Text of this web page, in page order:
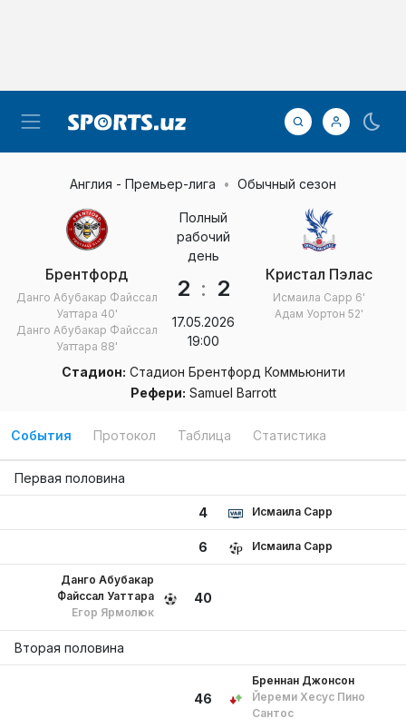
Англия - Премьер-лига Обычный сезон
Брентфорд
Данго Абубакар Файссал
Уаттара 40'
Данго Абубакар Файссал
Уаттара 88'
Полный
рабочий
день
2 : 2
17.05.2026
19:00
Кристал Пэлас
Исмаила Сарр 6'
Адам Уортон52'
Стадион: Стадион Брентфорд Коммьюнити
Рефери: Samuel Barrott
События Протокол Таблица Статистика
Первая половина
4 Исмаила Сарр
6 Исмаила Сарр
40
Данго Абубакар
Файссал Уаттара
Егор Ярмолюк
Вторая половина
46
Бреннан Джонсон
Йереми Хесус Пино
Сантос